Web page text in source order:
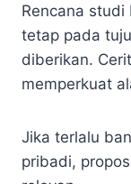
Rencana
tetap pada
diberikan.
memperkuat
Jika terlalu
pribadi,